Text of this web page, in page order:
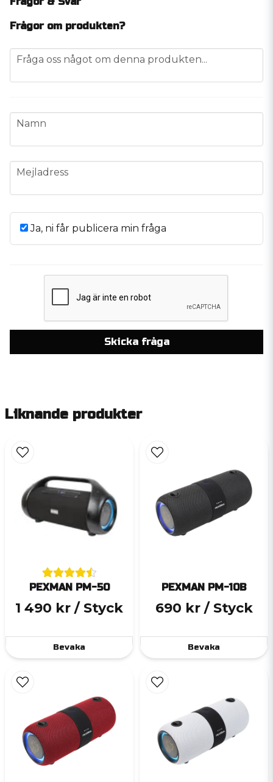
Frågor om produkten?
question
Fråga oss något om denna produkten...
name
Namn
email
Mejladress
Ja, ni får publicera min fråga
Skicka fråga
Liknande produkter
PEXMAN PM-50
1 490 kr / Styck
Bevaka
PEXMAN PM-10B
690 kr / Styck
Bevaka